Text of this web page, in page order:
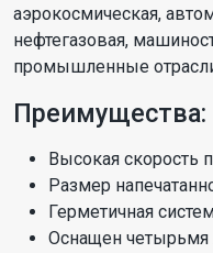
аэрокосмическая,
нефтегазовая,
промышленные
Преимущества:
Высокая скорость
Размер
Герметичная
Оснащен четырьмя